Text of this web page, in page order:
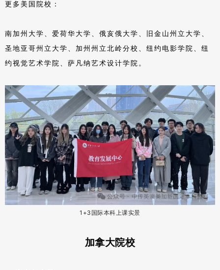
更多美国院校：
南加州大学、爱荷华大学、俄亥俄大学、旧金山州立大学、
圣地亚哥州立大学、加州州立北岭分校、纽约电影学院、纽
约视觉艺术学院、萨凡纳艺术设计学院。
1+3国际本科上课实景
加拿大院校